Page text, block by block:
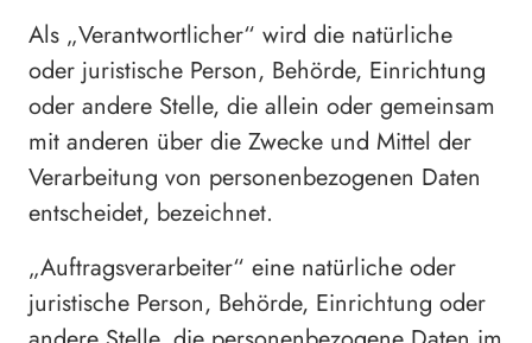
Als „Verantwortlicher“ wird die natürliche
oder juristische Person, Behörde, Einrichtung
oder andere Stelle, die allein oder gemeinsam
mit anderen über die Zwecke und Mittel der
Verarbeitung von personenbezogenen Daten
entscheidet, bezeichnet.
„Auftragsverarbeiter“ eine natürliche oder
juristische Person, Behörde, Einrichtung oder